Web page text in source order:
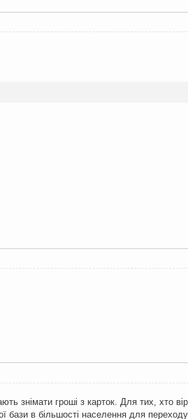
знімати гроші з карток. Для тих, хто
в більшості населення для переходу